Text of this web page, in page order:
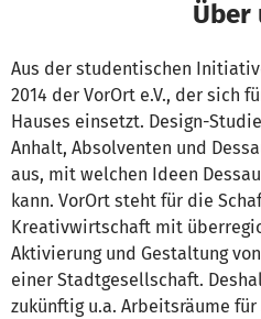
Über
Aus der studentischen
2014 der VorOrt e.V., der sich
Hauses einsetzt. Design-
Anhalt, Absolventen und
aus, mit welchen Ideen
kann. VorOrt steht für die
Kreativwirtschaft mit
Aktivierung und Gestaltung
einer Stadtgesellschaft.
zukünftig u.a. Arbeitsräume